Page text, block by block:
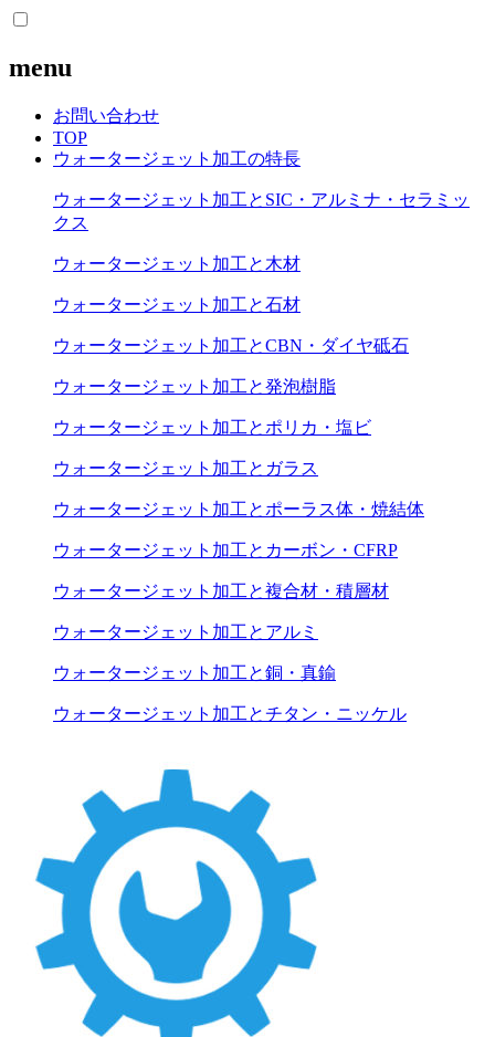
menu
お問い合わせ
TOP
ウォータージェット加工の特長
ウォータージェット加工とSIC・アルミナ・セラミッ
クス
ウォータージェット加工と木材
ウォータージェット加工と石材
ウォータージェット加工とCBN・ダイヤ砥石
ウォータージェット加工と発泡樹脂
ウォータージェット加工とポリカ・塩ビ
ウォータージェット加工とガラス
ウォータージェット加工とポーラス体・焼結体
ウォータージェット加工とカーボン・CFRP
ウォータージェット加工と複合材・積層材
ウォータージェット加工とアルミ
ウォータージェット加工と銅・真鍮
ウォータージェット加工とチタン・ニッケル